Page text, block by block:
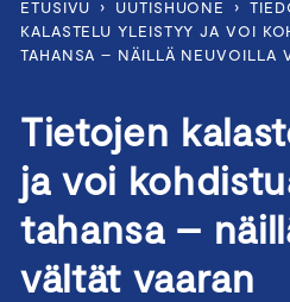
ETUSIVU › UUTISHUONE ›
KALASTELU YLEISTYY JA VOI
TAHANSA – NÄILLÄ NEUVOILLA
Tietojen
ja voi
tahansa –
vältät vaaran